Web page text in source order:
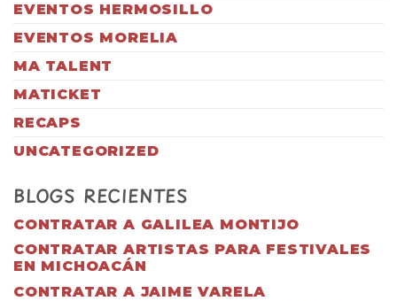
EVENTOS HERMOSILLO
EVENTOS MORELIA
MA TALENT
MATICKET
RECAPS
UNCATEGORIZED
BLOGS RECIENTES
CONTRATAR A GALILEA MONTIJO
CONTRATAR ARTISTAS PARA FESTIVALES
EN MICHOACÁN
CONTRATAR A JAIME VARELA